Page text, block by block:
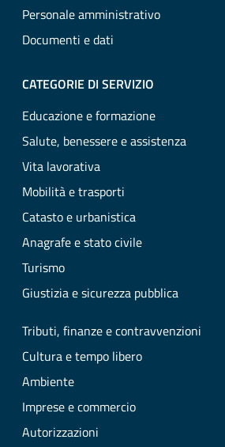
Personale amministrativo
Documenti e dati
CATEGORIE DI SERVIZIO
Educazione e formazione
Salute, benessere e assistenza
Vita lavorativa
Mobilità e trasporti
Catasto e urbanistica
Anagrafe e stato civile
Turismo
Giustizia e sicurezza pubblica
Tributi, finanze e contravvenzioni
Cultura e tempo libero
Ambiente
Imprese e commercio
Autorizzazioni